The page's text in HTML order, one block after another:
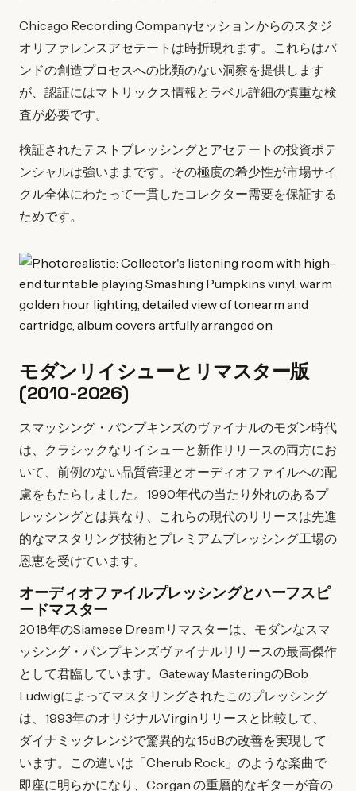
Chicago Recording Companyセッションからのスタジ
オリファレンスアセテートは時折現れます。これらはバ
ンドの創造プロセスへの比類のない洞察を提供します
が、認証にはマトリックス情報とラベル詳細の慎重な検
査が必要です。
検証されたテストプレッシングとアセテートの投資ポテ
ンシャルは強いままです。その極度の希少性が市場サイ
クル全体にわたって一貫したコレクター需要を保証する
ためです。
モダンリイシューとリマスター版
(2010-2026)
スマッシング・パンプキンズのヴァイナルのモダン時代
は、クラシックなリイシューと新作リリースの両方にお
いて、前例のない品質管理とオーディオファイルへの配
慮をもたらしました。1990年代の当たり外れのあるプ
レッシングとは異なり、これらの現代のリリースは先進
的なマスタリング技術とプレミアムプレッシング工場の
恩恵を受けています。
オーディオファイルプレッシングとハーフスピ
ードマスター
2018年のSiamese Dreamリマスターは、モダンなスマ
ッシング・パンプキンズヴァイナルリリースの最高傑作
として君臨しています。Gateway MasteringのBob
Ludwigによってマスタリングされたこのプレッシング
は、1993年のオリジナルVirginリリースと比較して、
ダイナミックレンジで驚異的な15dBの改善を実現して
います。この違いは「Cherub Rock」のような楽曲で
即座に明らかになり、Corgan の重層的なギターが音の